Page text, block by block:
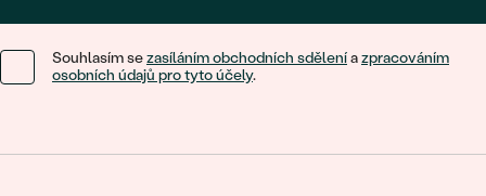
Souhlasím sezasíláním obchodních sděleníazpracováním
osobních údajů pro tyto účely.